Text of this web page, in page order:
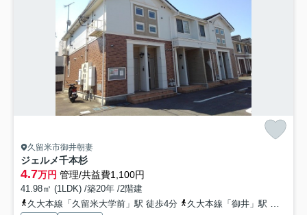
久留米市御井朝妻
ジェルメ千本杉
4.7万円 管理/共益費1,100円
41.98㎡ (1LDK) /築20年 /2階建
久大本線「久留米大学前」駅 徒歩4分
久大本線「御井」駅 徒歩23分